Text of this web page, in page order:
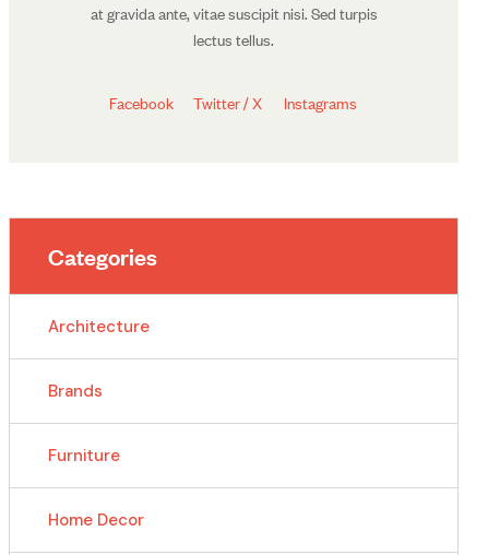
at gravida ante, vitae suscipit nisi. Sed turpis
lectus tellus.
Facebook Twitter / X Instagrams
Categories
Architecture
Brands
Furniture
Home Decor